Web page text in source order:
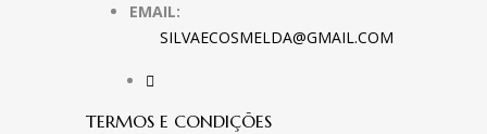
EMAIL:
SILVAECOSMELDA@GMAIL.COM
TERMOS E CONDIÇÕES